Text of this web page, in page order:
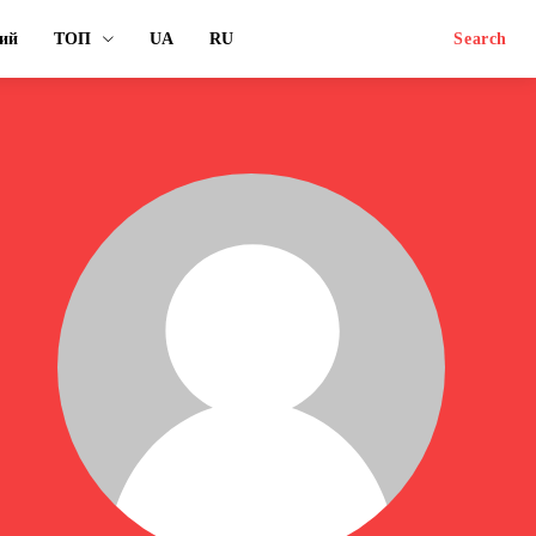
ТОП UA RU Search